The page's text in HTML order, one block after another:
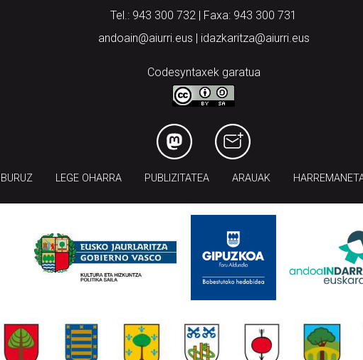
Tel.: 943 300 732 | Faxa: 943 300 731
andoain@aiurri.eus | idazkaritza@aiurri.eus
Codesyntaxek garatua
LEGE OHARRA PUBLIZITATEA ARAUAK